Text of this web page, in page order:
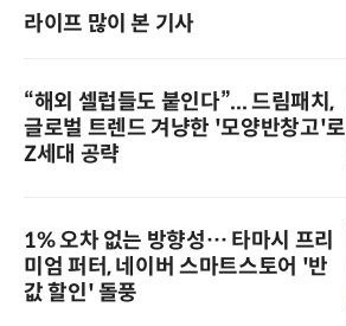
라이프 많이 본 기사
“해외 셀럽들도 붙인다”... 드림패치,
글로벌 트렌드 겨냥한 '모양반창고'로
Z세대 공략
1% 오차 없는 방향성… 타마시 프리
미엄 퍼터, 네이버 스마트스토어 '반
값 할인' 돌풍